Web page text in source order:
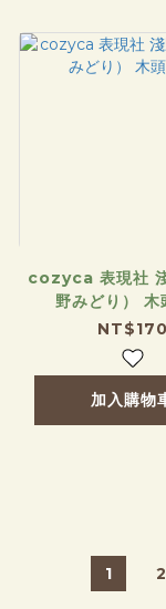
cozyca 表現社
野みどり） 木
NT$170
加入購物
1 2